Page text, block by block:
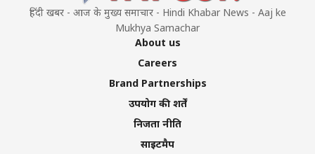
हिंदी खबर - आज के मुख्य समाचार - Hindi Khabar News - Aaj ke
Mukhya Samachar
About us
Careers
Brand Partnerships
उपयोग की शर्तें
निजता नीति
साइटमैप